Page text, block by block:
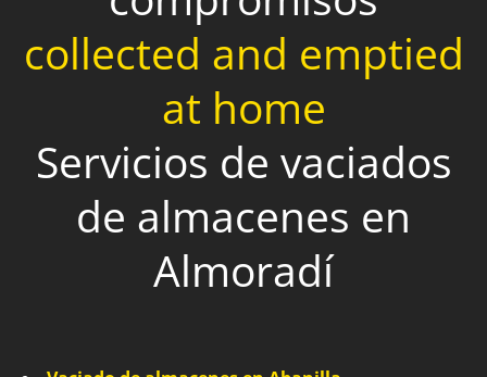
collected and emptied
at home
Servicios de vaciados
de almacenes en
Almoradí